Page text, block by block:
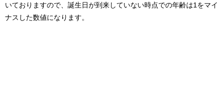
いておりますので、誕生日が到来していない時点での年齢は1をマイ
ナスした数値になります。